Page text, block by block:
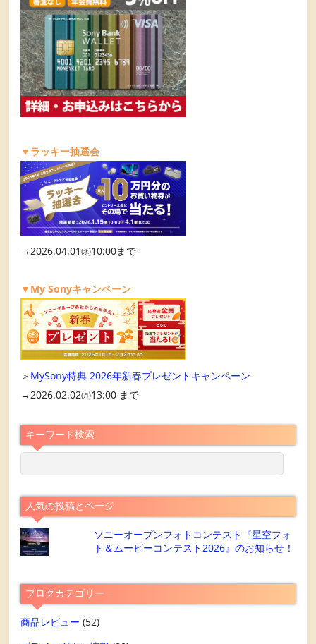
▼ラッキー抽選会
→2026.04.01㈬10:00まで
▼My Sonyキャンペーン
＞ MySony特典 2026年新春プレゼントキャンペーン
→2026.02.02㈪13:00 まで
キーワード検索
人気の投稿とページ
ソニーオープンフォトコンテスト『星空フォ
ト＆ムービーコンテスト2026』のお知らせ！
ブログカテゴリー
商品レビュー (52)